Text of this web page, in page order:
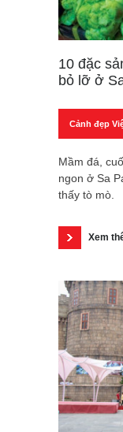
10 đặc
bỏ lỡ ở
Cảnh đẹp
Mầm đá,
ngon ở Sa
thấy tò mò.
Xem